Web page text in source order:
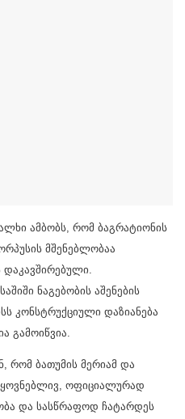
ამბობს, რომ ბაგრატიონის
მშენებლობაა
ნაგებობის აშენების
კონსტრუქციული დაზიანება
გამოიწვია.
რომ ბათუმის მერიამ და
ოფიციალურად
და სასწრაფოდ ჩატარდეს